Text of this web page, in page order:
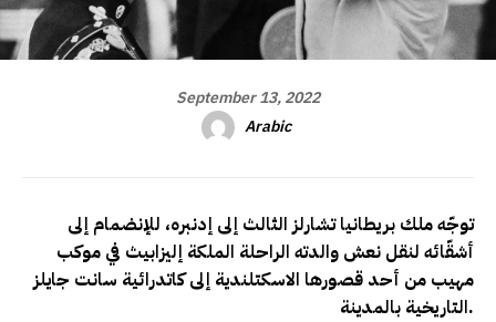
September 13, 2022
Arabic
توجّه ملك بريطانيا تشارلز الثالث إلى إدنبره، للإنضمام إلى
أشقّائه لنقل نعش والدته الراحلة الملكة إليزابيث في موكب
مهيب من أحد قصورها الاسكتلندية إلى كاتدرائية سانت جايلز
التاريخية بالمدينة.